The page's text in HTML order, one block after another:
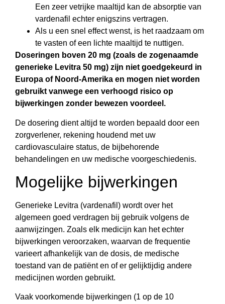
Een zeer vetrijke maaltijd kan de absorptie van
vardenafil echter enigszins vertragen.
Als u een snel effect wenst, is het raadzaam om
te vasten of een lichte maaltijd te nuttigen.
Doseringen boven 20 mg (zoals de zogenaamde
generieke Levitra 50 mg) zijn niet goedgekeurd in
Europa of Noord-Amerika en mogen niet worden
gebruikt vanwege een verhoogd risico op
bijwerkingen zonder bewezen voordeel.
De dosering dient altijd te worden bepaald door een
zorgverlener, rekening houdend met uw
cardiovasculaire status, de bijbehorende
behandelingen en uw medische voorgeschiedenis.
Mogelijke bijwerkingen
Generieke Levitra (vardenafil) wordt over het
algemeen goed verdragen bij gebruik volgens de
aanwijzingen. Zoals elk medicijn kan het echter
bijwerkingen veroorzaken, waarvan de frequentie
varieert afhankelijk van de dosis, de medische
toestand van de patiënt en of er gelijktijdig andere
medicijnen worden gebruikt.
Vaak voorkomende bijwerkingen (1 op de 10